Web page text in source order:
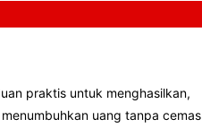
praktis untuk menghasilkan,
uang tanpa cemas